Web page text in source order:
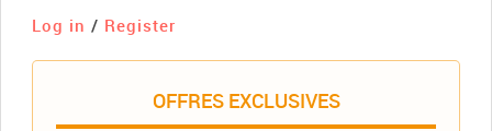
Log in / Register
OFFRES EXCLUSIVES